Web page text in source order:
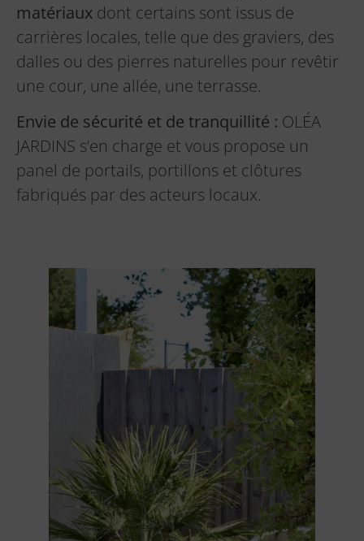
matériaux dont certains sont issus de
carrières locales, telle que des graviers, des
dalles ou des pierres naturelles pour revêtir
une cour, une allée, une terrasse.
Envie de sécurité et de tranquillité : OLÉA
JARDINS s’en charge et vous propose un
panel de portails, portillons et clôtures
fabriqués par des acteurs locaux.